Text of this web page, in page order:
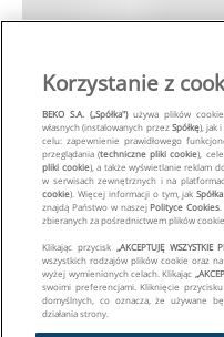
Korzystanie z
BEKO S.A. („Spółka")używa plików
własnych (instalowanych przezSpółkę), jak
celu: zapewnienie prawidłowego
przeglądania (techniczne pliki cookie),
pliki cookie), a także wyświetlanie reklam
w serwisach zewnętrznych i na
cookie). Więcej informacji o tym, jakSpółka
znajdą Państwo w naszejPolityce Cookies
zbieranych za pośrednictwem plików
Klikając przycisk „AKCEPTUJĘ WSZYSTKIE
wszystkich rodzajów plików cookie oraz
wyżej wymienionych celach. Klikając
swoimi preferencjami. Kliknięcie przycisku
domyślnych, co oznacza, że używane
działania strony.